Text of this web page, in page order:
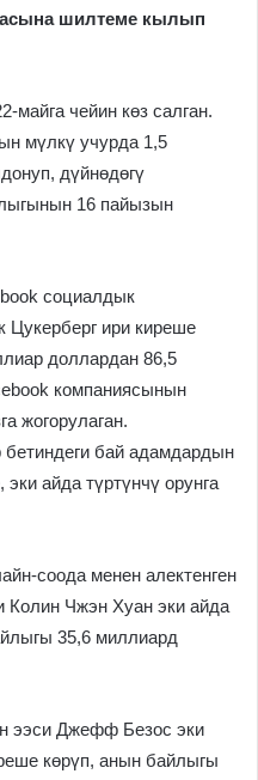
шилтеме кылып
майга чейин көз салган.
мүлкү учурда 1,5
дүйнөдөгү
16 пайызын
социалдык
Цукерберг ири киреше
доллардан 86,5
компаниясынын
жогорулаган.
бай адамдардын
айда түртүнчү орунга
соода менен алектенген
Колин Чжэн Хуан эки айда
35,6 миллиард
ээси Джефф Безос эки
көрүп, анын байлыгы